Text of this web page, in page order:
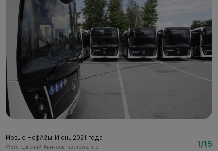
Новые НефАЗы. Июнь 2021 года
Фото: Евгений Аникеев, nsknews.info 1/15